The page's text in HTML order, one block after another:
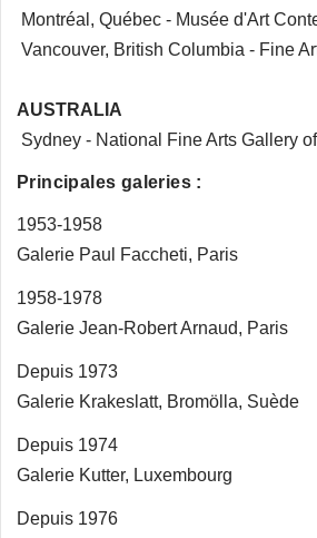
Montréal, Québec - Musée d'Art
Vancouver, British Columbia - Fine
AUSTRALIA
Sydney - National Fine Arts Gallery
Principales galeries :
1953-1958
Galerie Paul Faccheti, Paris
1958-1978
Galerie Jean-Robert Arnaud, Paris
Depuis 1973
Galerie Krakeslatt, Bromölla, Suède
Depuis 1974
Galerie Kutter, Luxembourg
Depuis 1976